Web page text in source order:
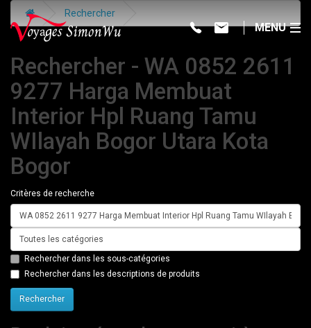
MENU
Rechercher
Rechercher - WA 0852 2611
9277 Harga Membuat
Interior Hpl Ruang Tamu
WIlayah Bogor Utara Kota
Bogor
Critères de recherche
Rechercher dans les sous-catégories
Rechercher dans les descriptions de produits